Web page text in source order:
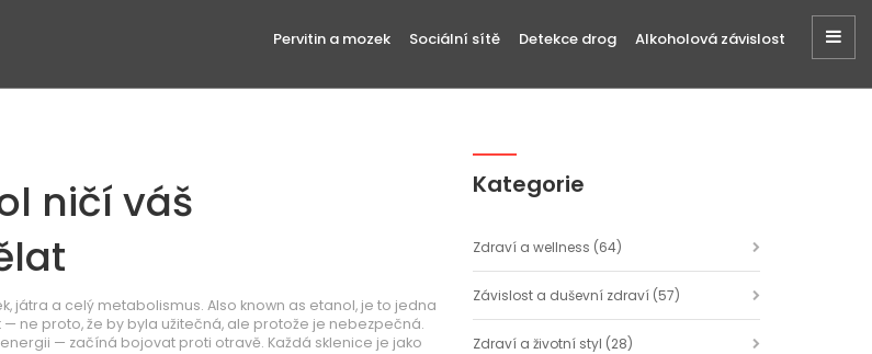
Pervitin a mozek Sociální sítě Detekce drog Alkoholová závislost
ničí váš
játra a celý metabolismus. Also known as etanol, je to jedna
ne proto, že by byla užitečná, ale protože je nebezpečná.
— začíná bojovat proti otravě. Každá sklenice je jako
Kategorie
Zdraví a wellness (64)
Závislost a duševní zdraví (57)
Zdraví a životní styl (28)